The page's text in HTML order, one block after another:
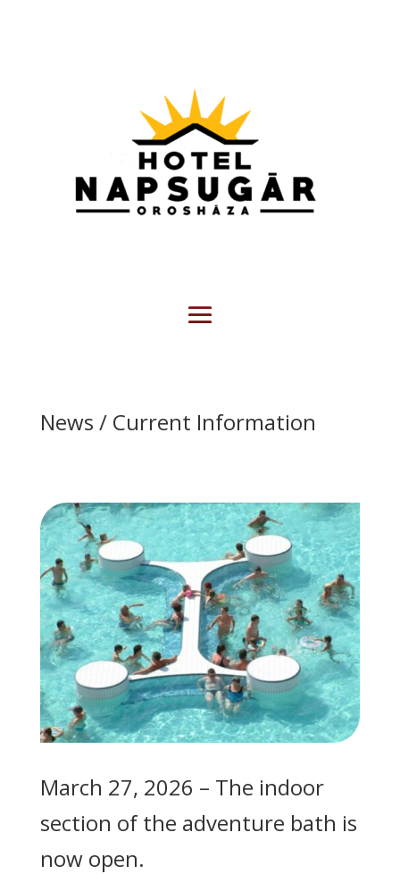
News / Current Information
March 27, 2026 – The indoor
section of the adventure bath is
now open.